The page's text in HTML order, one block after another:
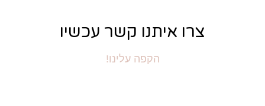
צרו איתנו קשר עכשיו
הקפה עלינו!